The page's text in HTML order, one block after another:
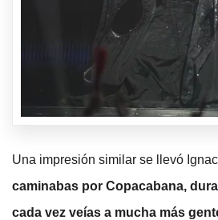
Una impresión similar se llevó
caminabas por Copacabana,
cada vez veías a mucha más